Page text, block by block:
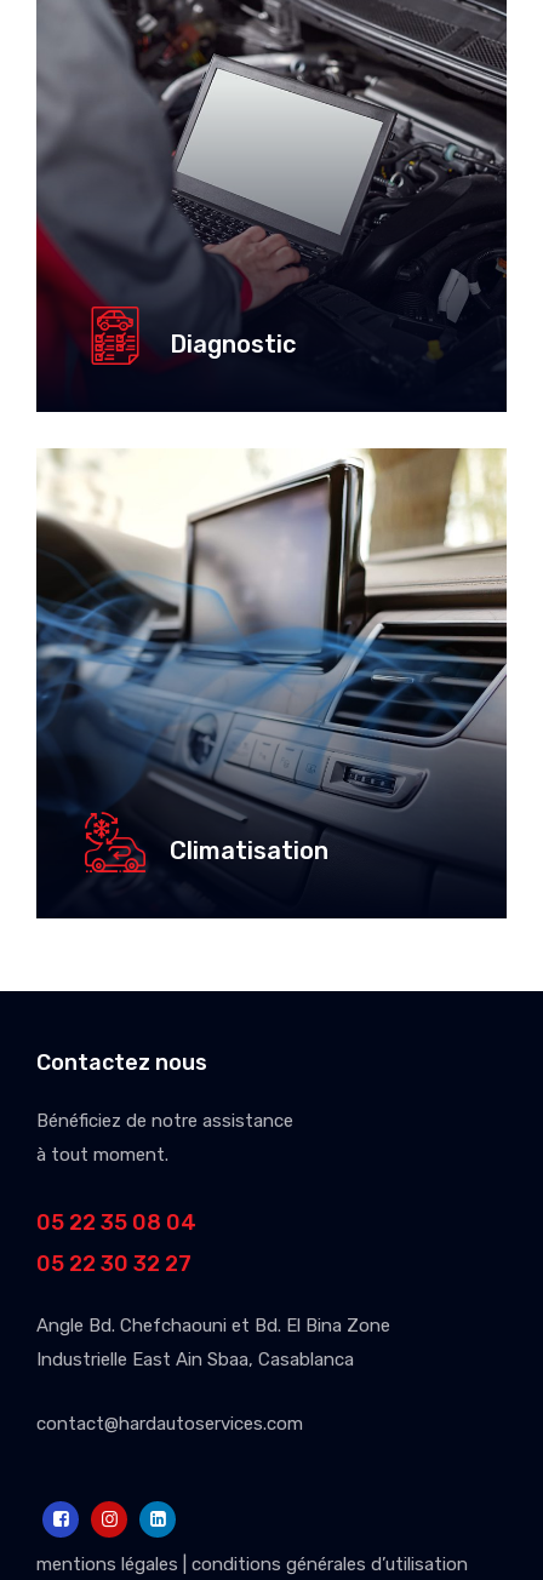
Diagnostic
Climatisation
Contactez nous
Bénéficiez de notre assistance
à tout moment.
05 22 35 08 04
05 22 30 32 27
Angle Bd. Chefchaouni et Bd. El Bina Zone
Industrielle East Ain Sbaa, Casablanca
contact@hardautoservices.com
mentions légales conditions générales d’utilisation